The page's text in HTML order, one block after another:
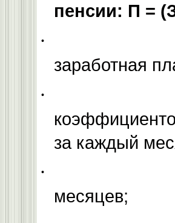
пенсии: П =
·
заработная
·
за каждый
·
месяцев;